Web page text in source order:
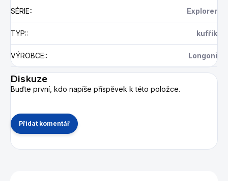
SÉRIE:: Explorer
TYP:: kufřík
VÝROBCE:: Longoni
Diskuze
Buďte první, kdo napíše příspěvek k této položce.
Přidat komentář